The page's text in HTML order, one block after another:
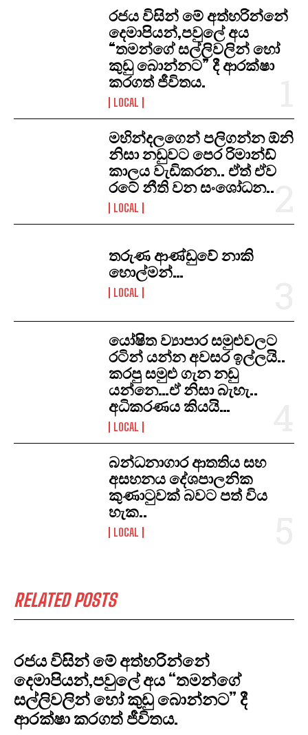
රජය විසින් මේ අත්හරින්නේ
දෙමාපියන්,පවුලේ අය
“තමන්ගේ සල්ලිවලින් හෝ
කුඩු බොන්නට” දී ආරක්ෂා
කරගත් ජීවිතය.
LOCAL
මහින්දලගෙන් පලිගන්න ඕනි
නිසා නඩුවට පෙර රිමාන්ඩ්
කාලය වැඩිකරන.. ඒත් ඒව
රටේ නීති වන සංශෝධන..
LOCAL
තරුණ ආණ්ඩුවේ නාකි
හොල්මන්…
LOCAL
යෝෂිත ව්‍යාපාර සමුළුවලට
රටින් යන්න අවසර ඉල්ලයි..
කරපු සමුළු ගැන නඩු
යන්නෙ…ඒ නිසා බැහැ..
අධිකරණය කියයි…
LOCAL
​බන්ධනාගාර ආතතිය සහ
අසහනය දේශපාලනික
කුණාටුවක් බවට පත් විය
හැක..
LOCAL
RELATED POSTS
රජය විසින් මේ අත්හරින්නේ
දෙමාපියන්,පවුලේ අය “තමන්ගේ
සල්ලිවලින් හෝ කුඩු බොන්නට” දී
ආරක්ෂා කරගත් ජීවිතය.